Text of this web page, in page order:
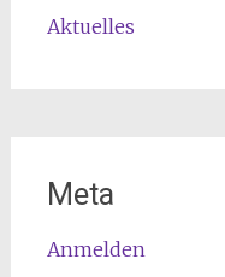
Aktuelles
Meta
Anmelden